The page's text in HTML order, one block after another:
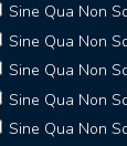
Sine Qua Non
Sine Qua Non
Sine Qua Non
Sine Qua Non
Sine Qua Non